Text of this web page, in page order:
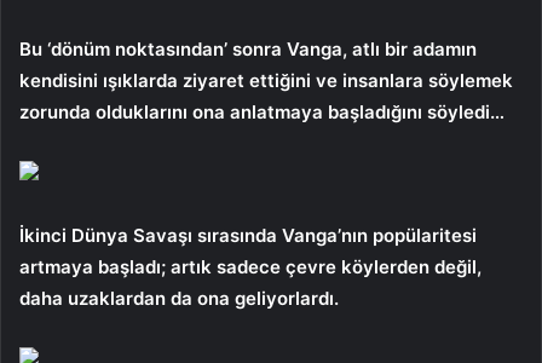
Bu ‘dönüm noktasından’ sonra Vanga, atlı bir adamın
kendisini ışıklarda ziyaret ettiğini ve insanlara söylemek
zorunda olduklarını ona anlatmaya başladığını söyledi…
İkinci Dünya Savaşı sırasında Vanga’nın popülaritesi
artmaya başladı; artık sadece çevre köylerden değil,
daha uzaklardan da ona geliyorlardı.